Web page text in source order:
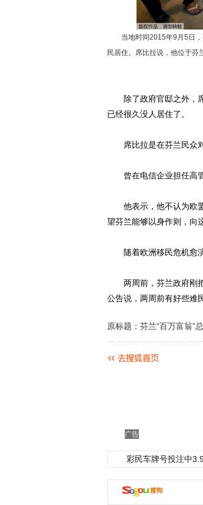
当地时间2015年9月5日，
民居住。席比拉说，他位于芬
除了政府官邸之外，席
已经很久没人居住了。
席比拉是在芬兰民众对
曾在电信企业担任高管
他表示，他不认为欧盟
望芬兰能够以身作则，向
随着欧洲移民危机愈演
两周前，芬兰政府刚把
公告说，两周前有好些难
原标题：芬兰“百万富翁”
广告
彩民车牌号投注中